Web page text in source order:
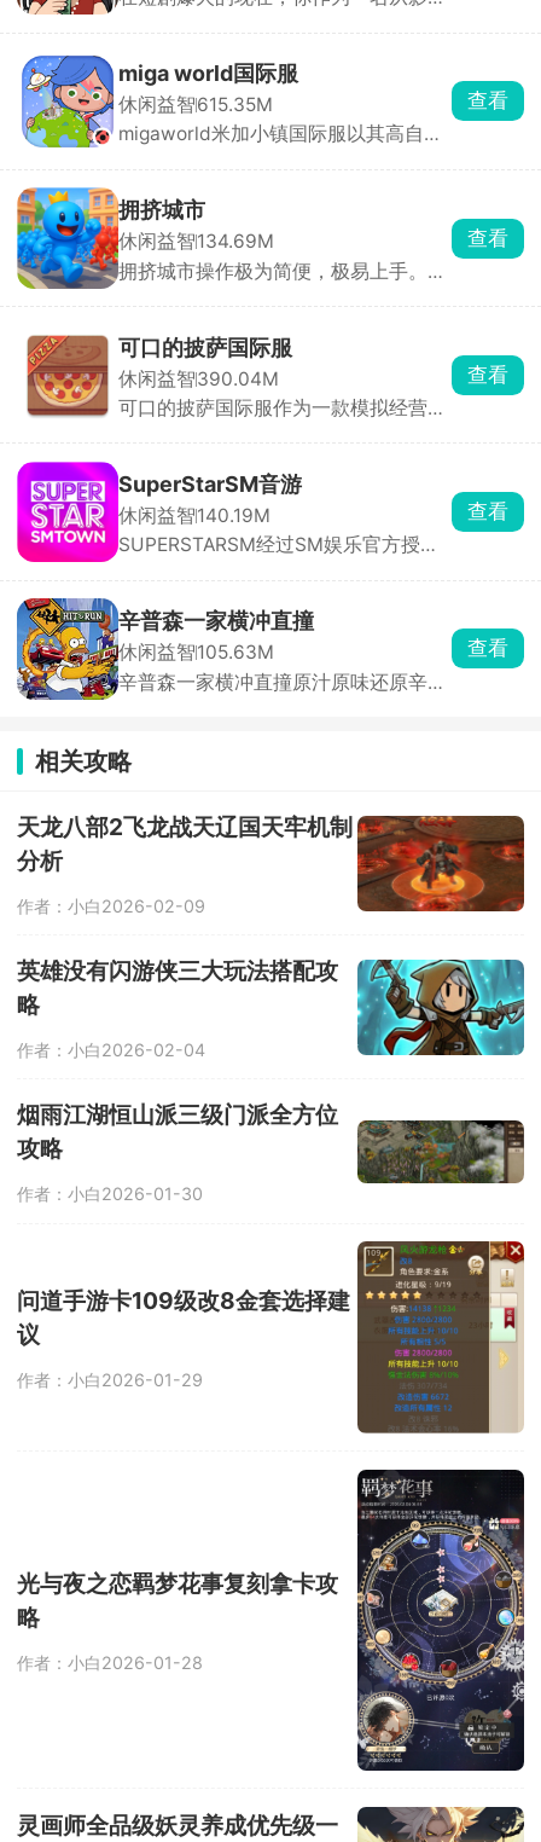
演员，从构思剧本、选择题材到短剧上
线，全程亲力亲为。签约演员时，需综
合评估其发展潜力、商业价值与资质，
随后通过专业培养提升他们的演技。随
miga world国际服
休闲益智615.35M
migaworld米加小镇国际服以其高自由
探索，与不同的角色展开互动，一起打
卡多个地点场景，环境内所有的物品全
都能点击互动，搭建各种建筑物，还有
惊喜彩蛋等你去发现，书写你的小镇故
查看
拥挤城市
休闲益智134.69M
拥挤城市操作极为简便，极易上手。在
意穿梭。游戏规则通俗易懂，当你的小
人群体数量超过其他玩家时，便能将对
方的小人纳入麾下，让自己的队伍愈发
壮大；反之，若己方人数处于劣势，就
第一名的桂冠。别看游戏玩法简单直
白，实则暗藏诸多技巧。何时主动出
击、何时暂避锋芒，都需要玩家精心谋
划。每一次决策都可能影响战局走向，
去探索其中的奥秘。快来加入这场刺激
的挑战，看看你能否凭借智慧与策略，
在这座拥挤的城市中称霸一方！
查看
可口的披萨国际服
休闲益智390.04M
可口的披萨国际服作为一款模拟经营兼
故事。可口的披萨国际服主要采用点击
放置操作方式，在披萨上涂抹酱料，放
置食材，最后进行拖动切割，根据顾客
的口味需求，使用各种各样的食材进行
查看
SuperStarSM音游
休闲益智140.19M
SUPERSTARSM经过SM娱乐官方授
到判定线的瞬间点击屏幕完成击打，精
准敲击即可积累分数、推进曲目演奏。
除此之外，游戏还搭载了完整的闯关养
成体系与实时PK竞技两大核心系统。满
查看
辛普森一家横冲直撞
休闲益智105.63M
辛普森一家横冲直撞原汁原味还原辛普
角色，在春田镇三大片区自由探索，驾
驶数十种风格迥异的载具，每辆车拥有
色性格。玩法融合竞速、跑酷、道具收
集多重机制。
查看
相关攻略
天龙八部2飞龙战天辽国天牢机制
分析
作者：小白2026-02-09
英雄没有闪游侠三大玩法搭配攻
略
作者：小白2026-02-04
烟雨江湖恒山派三级门派全方位
攻略
作者：小白2026-01-30
问道手游卡109级改8金套选择建
议
作者：小白2026-01-29
光与夜之恋羁梦花事复刻拿卡攻
略
作者：小白2026-01-28
灵画师全品级妖灵养成优先级一